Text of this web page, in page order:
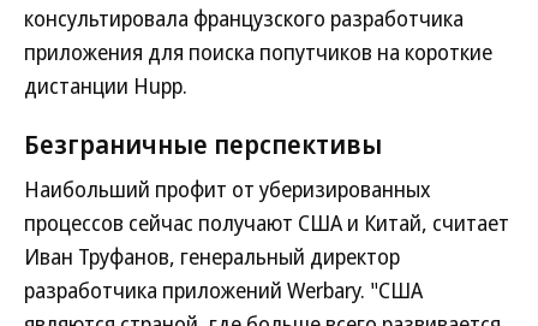
консультировала французского разработчика
приложения для поиска попутчиков на короткие
дистанции Hupp.
Безграничные перспективы
Наибольший профит от уберизированных
процессов сейчас получают США и Китай, считает
Иван Труфанов, генеральный директор
разработчика приложений Werbary. "США